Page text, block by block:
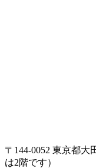
〒144-0052 東京都大
は2階です）